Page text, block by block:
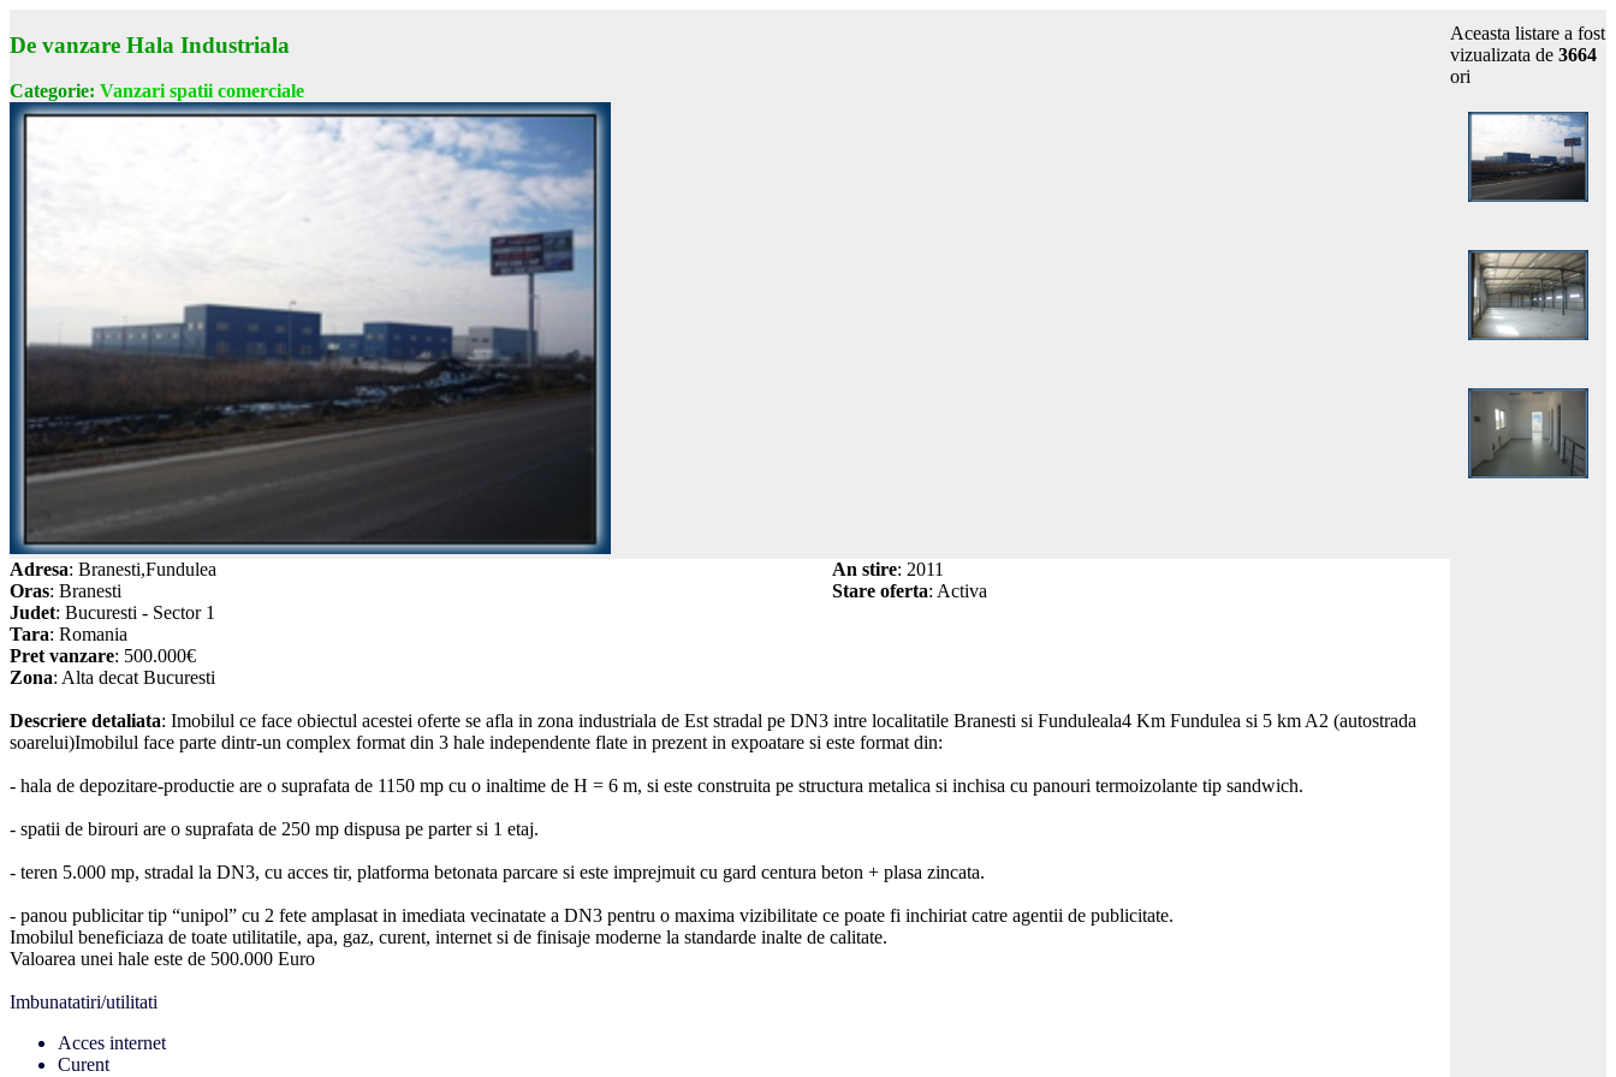
De vanzare Hala Industriala
Categorie: Vanzari spatii comerciale
Aceasta listare a fost
vizualizata de 3664
ori
Adresa: Branesti,Fundulea
Oras: Branesti
Judet: Bucuresti - Sector 1
Tara: Romania
Pret vanzare: 500.000€
Zona: Alta decat Bucuresti
An stire: 2011
Stare oferta: Activa
Descriere detaliata: Imobilul ce face obiectul acestei oferte se afla in zona industriala de Est stradal pe DN3 intre localitatile Branesti si Funduleala4 Km Fundulea si 5 km A2 (autostrada
soarelui)Imobilul face parte dintr-un complex format din 3 hale independente flate in prezent in expoatare si este format din:
- hala de depozitare-productie are o suprafata de 1150 mp cu o inaltime de H = 6 m, si este construita pe structura metalica si inchisa cu panouri termoizolante tip sandwich.
- spatii de birouri are o suprafata de 250 mp dispusa pe parter si 1 etaj.
- teren 5.000 mp, stradal la DN3, cu acces tir, platforma betonata parcare si este imprejmuit cu gard centura beton + plasa zincata.
- panou publicitar tip “unipol” cu 2 fete amplasat in imediata vecinatate a DN3 pentru o maxima vizibilitate ce poate fi inchiriat catre agentii de publicitate.
Imobilul beneficiaza de toate utilitatile, apa, gaz, curent, internet si de finisaje moderne la standarde inalte de calitate.
Valoarea unei hale este de 500.000 Euro
Imbunatatiri/utilitati
Acces internet
Curent